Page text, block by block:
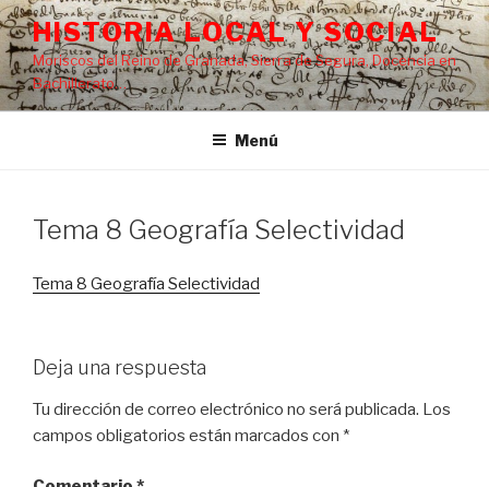
Saltar
al
contenido
HISTORIA LOCAL Y SOCIAL
Moriscos del Reino de Granada, Sierra de Segura, Docencia en
Bachillerato…
Menú
Tema 8 Geografía Selectividad
Tema 8 Geografía Selectividad
Deja una respuesta
Tu dirección de correo electrónico no será publicada. Los
campos obligatorios están marcados con *